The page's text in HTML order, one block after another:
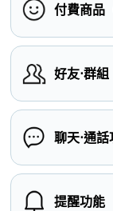
付費商品
好友⋅群組
聊天⋅通
提醒功能